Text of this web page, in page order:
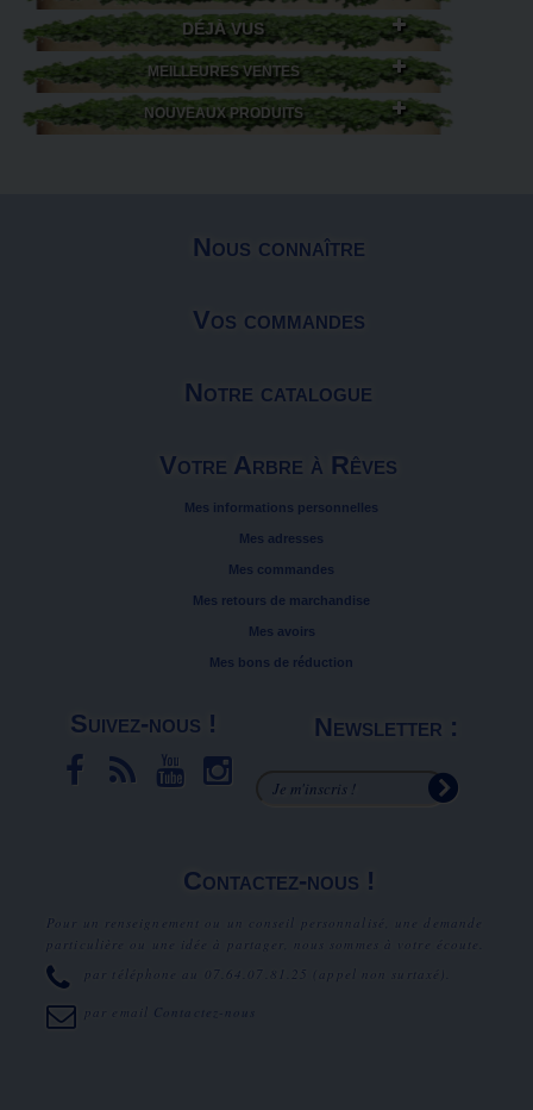
DÉJÀ VUS
MEILLEURES VENTES
NOUVEAUX PRODUITS
Nous connaître
Vos commandes
Notre catalogue
Votre Arbre à Rêves
Mes informations personnelles
Mes adresses
Mes commandes
Mes retours de marchandise
Mes avoirs
Mes bons de réduction
Suivez-nous ! Newsletter :
Contactez-nous !
Pour un renseignement ou un conseil personnalisé, une demande
particulière ou une idée à partager, nous sommes à votre écoute.
par téléphone au
07.64.07.81.25 (appel non surtaxé).
par email Contactez-nous